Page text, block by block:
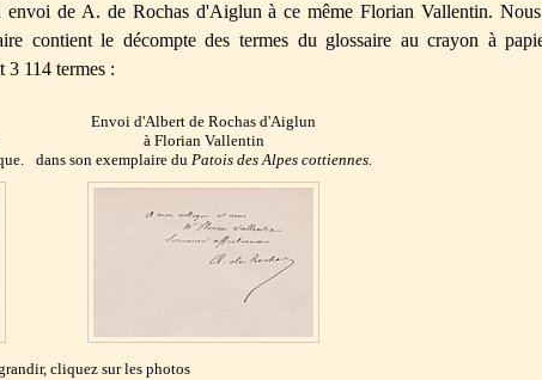
de A. de Rochas d'Aiglun à ce même Florian Vallentin.
contient le décompte des termes du glossaire au crayon à
114 termes :
Envoi d'Albert de Rochas d'Aiglun
à Florian Vallentin
dans son exemplaire du Patois des Alpes cottiennes.
cliquez sur les photos